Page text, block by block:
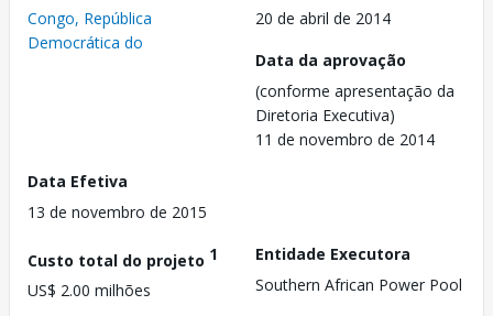
Congo, República
Democrática do
20 de abril de 2014
Data da aprovação
(conforme apresentação da
Diretoria Executiva)
11 de novembro de 2014
Data Efetiva
13 de novembro de 2015
Custo total do projeto 1
US$ 2.00 milhões
Entidade Executora
Southern African Power Pool